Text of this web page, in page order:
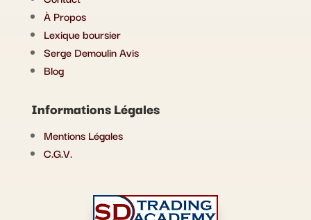
À Propos
Lexique boursier
Serge Demoulin Avis
Blog
Informations Légales
Mentions Légales
C.G.V.